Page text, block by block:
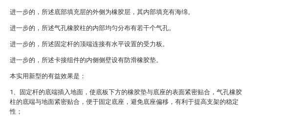
进一步的，所述底部填充层的外侧为橡胶层，其内部填充有海绵。
进一步的，所述气孔橡胶柱的内部均匀分布有若干个气孔。
进一步的，所述固定杆的顶端连接有水平设置的受力板。
进一步的，所述卡接组件的内侧侧壁设有防滑橡胶垫。
本实用新型的有益效果是：
1、固定杆的底端插入地面，使底板下方的橡胶垫与底座的表面紧密贴合，气孔橡胶
柱的底端与地面紧密贴合，便于固定底座，避免底座偏移，有利于提高支架的稳定
性；